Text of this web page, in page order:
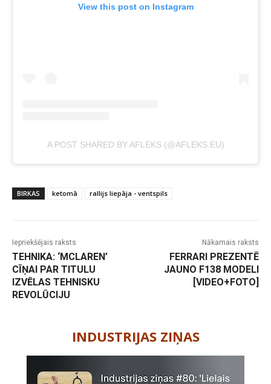
View this post on Instagram
A POST SHARED BY AFLEKS (@AFLEKS.EU)
BIRKAS ketomā rallijs liepāja - ventspils
Iepriekšējais raksts
TEHNIKA: ‘MCLAREN’
CĪŅAI PAR TITULU
IZVĒLAS TEHNISKU
REVOLŪCIJU
Nākamais raksts
FERRARI PREZENTĒ
JAUNO F138 MODELI
[VIDEO+FOTO]
INDUSTRIJAS ZIŅAS